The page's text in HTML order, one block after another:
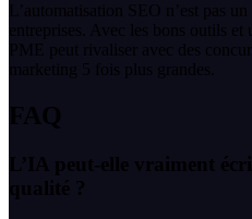
L’automatisation SEO n’est pas
entreprises. Avec les bons outils
PME peut rivaliser avec des
marketing 5 fois plus grandes.
FAQ
L’IA peut-elle vraiment
qualité ?